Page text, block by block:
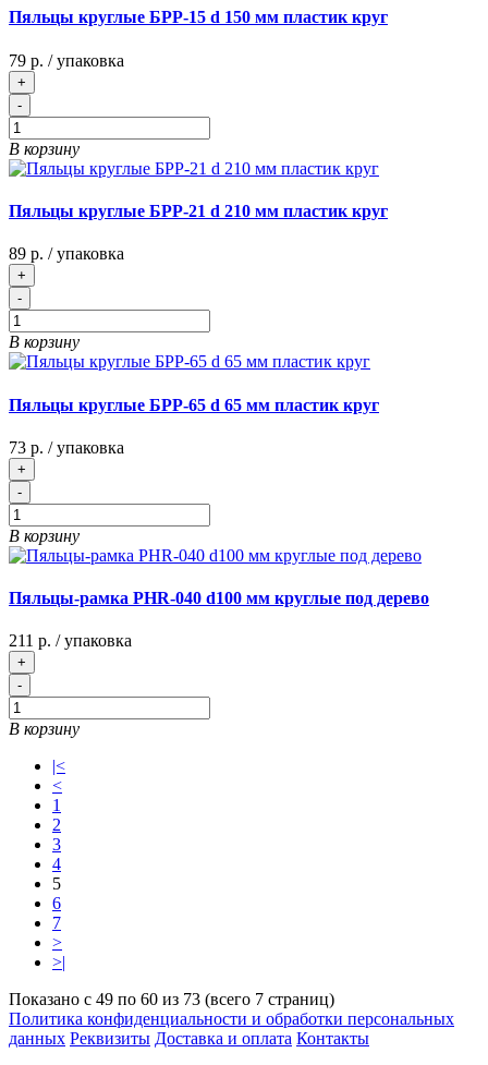
Пяльцы круглые БРР-15 d 150 мм пластик круг
79 р. / упаковка
+
-
В корзину
Пяльцы круглые БРР-21 d 210 мм пластик круг
89 р. / упаковка
+
-
В корзину
Пяльцы круглые БРР-65 d 65 мм пластик круг
73 р. / упаковка
+
-
В корзину
Пяльцы-рамка PHR-040 d100 мм круглые под дерево
211 р. / упаковка
+
-
В корзину
|<
<
1
2
3
4
5
6
7
>
>|
Показано с 49 по 60 из 73 (всего 7 страниц)
Политика конфиденциальности и обработки персональных
данных Реквизиты Доставка и оплата Контакты